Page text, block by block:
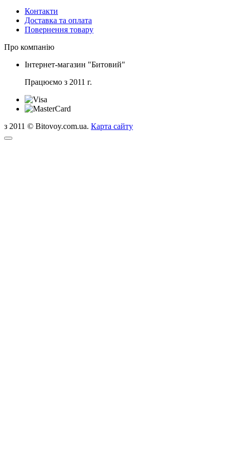
Контакти
Доставка та оплата
Повернення товару
Про компанію
Інтернет-магазин "Битовий"
Працюємо з 2011 г.
з 2011 © Bitovoy.com.ua. Карта сайту